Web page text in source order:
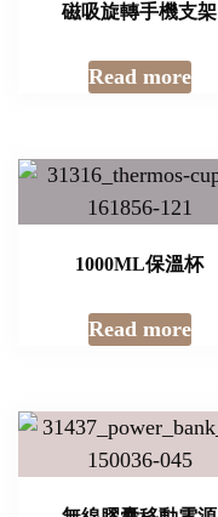
磁吸旋轉手機支架
Read more
1000ML保溫杯
Read more